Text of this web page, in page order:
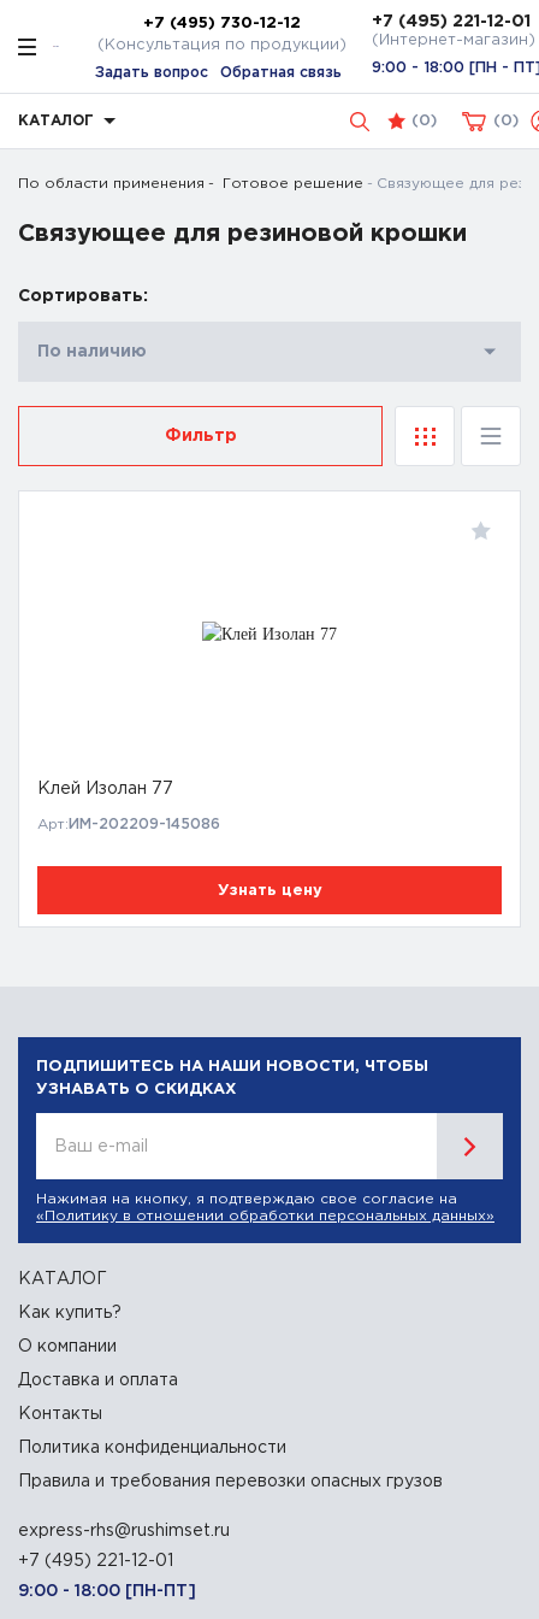
+7 (495) 730-12-12
(Консультация по продукции)
Задать вопрос Обратная связь
+7 (495) 221-12-01
(Интернет-магазин)
9:00 - 18:00 [ПН -
КАТАЛОГ (0) 0
По области применения Готовое решение Связующее для
Связующее для резиновой крошки
Сортировать:
По наличию
Фильтр
Клей Изолан 77
Арт: ИМ-202209-145086
Узнать цену
ПОДПИШИТЕСЬ НА НАШИ НОВОСТИ, ЧТОБЫ
УЗНАВАТЬ О СКИДКАХ
Ваш e-mail
Нажимая на кнопку, я подтверждаю свое согласие на
«Политику в отношении обработки персональных данных»
КАТАЛОГ
Как купить?
О компании
Доставка и оплата
Контакты
Политика конфиденциальности
Правила и требования перевозки опасных грузов
express-rhs@rushimset.ru
+7 (495) 221-12-01
9:00 - 18:00 [ПН-ПТ]